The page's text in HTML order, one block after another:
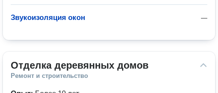
—
Звукоизоляция окон
Отделка деревянных домов
Ремонт и строительство